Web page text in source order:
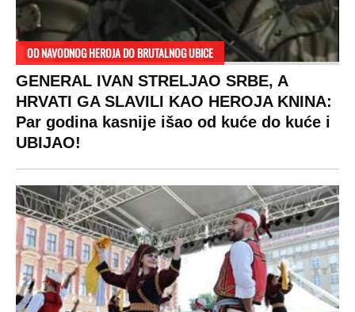
OD NAVODNOG HEROJA DO BRUTALNOG UBICE
GENERAL IVAN STRELJAO SRBE, A
HRVATI GA SLAVILI KAO HEROJA KNINA:
Par godina kasnije išao od kuće do kuće i
UBIJAO!